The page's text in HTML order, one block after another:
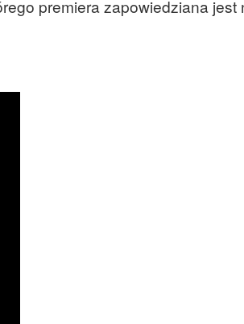
premiera zapowiedziana jest